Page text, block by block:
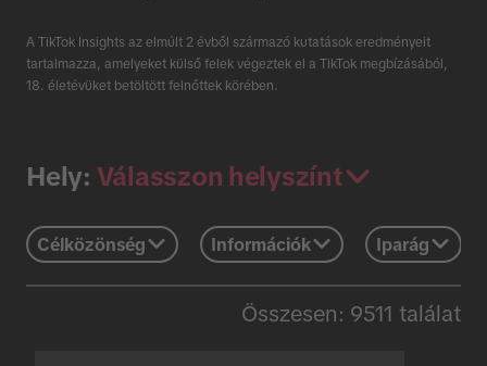
A TikTok Insights az elmúlt 2 évből származó kutatások eredményeit
tartalmazza, amelyeket külső felek végeztek el a TikTok megbízásából,
18. életévüket betöltött felnőttek körében.
Hely: Válasszon helyszínt
Célközönség Információk Iparág
Összesen: 9511 találat